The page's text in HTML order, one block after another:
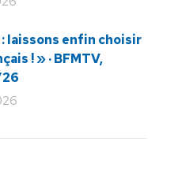
laissons enfin choisir
! » · BFMTV,